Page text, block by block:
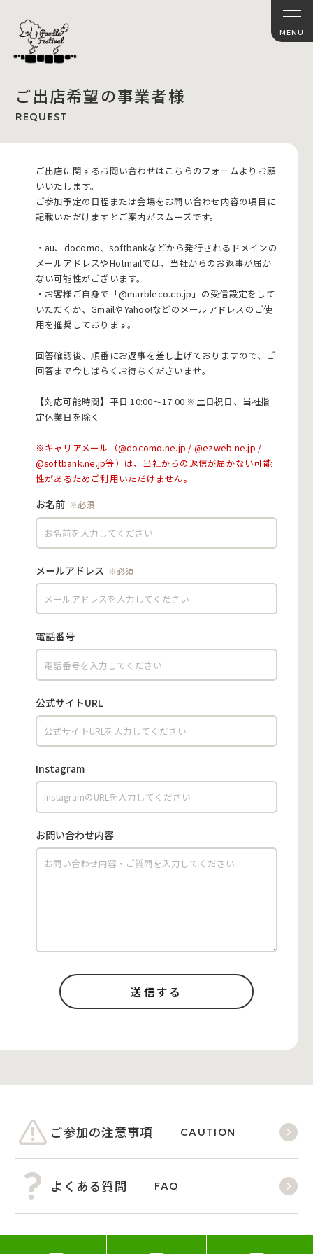
ご出店希望の事業者様
REQUEST
ご出店に関するお問い合わせはこちらのフォームよりお願
いいたします。
ご参加予定の日程または会場をお問い合わせ内容の項目に
記載いただけますとご案内がスムーズです。
・au、docomo、softbankなどから発行されるドメインの
メールアドレスやHotmailでは、当社からのお返事が届か
ない可能性がございます。
・お客様ご自身で「@marbleco.co.jp」の受信設定をして
いただくか、GmailやYahoo!などのメールアドレスのご使
用を推奨しております。
回答確認後、順番にお返事を差し上げておりますので、ご
回答まで今しばらくお待ちくださいませ。
【対応可能時間】平日 10:00〜17:00 ※土日祝日、当社指
定休業日を除く
お名前
メールアドレス
電話番号
公式サイトURL
Instagram
お問い合わせ内容
ご参加の注意事項 CAUTION
よくある質問 FAQ